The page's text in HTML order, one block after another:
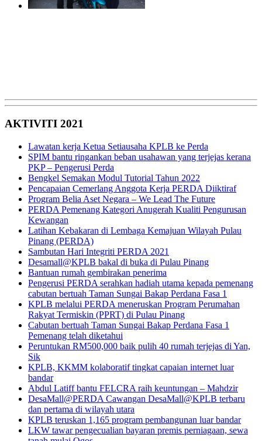
AKTIVITI 2021
Lawatan kerja Ketua Setiausaha KPLB ke Perda
SPIM bantu ringankan beban usahawan yang terjejas kerana
PKP – Pengerusi Perda
Bengkel Semakan Modul Tutorial Tahun 2022
Pencapaian Cemerlang Anggota Kerja PERDA Diiktiraf
Program Belia Aset Negara – We Lead The Future
PERDA Pemenang Kategori Anugerah Kualiti Pengurusan
Kewangan
Latihan Kebakaran di Lembaga Kemajuan Wilayah Pulau
Pinang (PERDA)
Sambutan Hari Integriti PERDA 2021
Desamall@KPLB bakal di buka di Pulau Pinang
Bantuan rumah gembirakan penerima
Pengerusi PERDA serahkan hadiah utama kepada pemenang
cabutan bertuah Taman Sungai Bakap Perdana Fasa 1
KPLB melalui PERDA meneruskan Program Perumahan
Rakyat Termiskin (PPRT) di Pulau Pinang
Cabutan bertuah Taman Sungai Bakap Perdana Fasa 1
Pemenang telah diketahui
Peruntukan RM500,000 baik pulih 40 rumah terjejas di Yan,
Sik
KPLB, KKMM kolaboratif tingkat capaian internet luar
bandar
Abdul Latiff bantu FELCRA raih keuntungan – Mahdzir
DesaMall@PERDA Cawangan DesaMall@KPLB terbaru
dan pertama di wilayah utara
KPLB teruskan 1,165 program pembangunan luar bandar
LKW tawar pengecualian bayaran premis perniagaan, sewa